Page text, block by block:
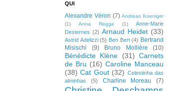
QUI
Alexandre Véron (7) Andreas Koeniger
(1)
Anna Regge (1)
Anne-Marie
Desternes (2) Arnaud Heidet (33)
Astrid Adelizzi (5) Ben Bert (4) Bertrand
Misischi
(9) Bruno Mollière (10)
Bénédicte Klène (31) Carnets
de Bru (16) Caroline Manceau
(38) Cat Gout (32) Celestinha das
alminhas
(5) Charline Moreau (7)